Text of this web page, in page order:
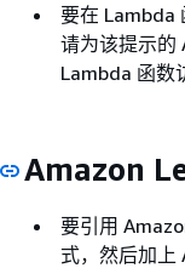
要在 Lambda
请为该提示的
Lambda 函数
Amazon
要引用
式，然后加上